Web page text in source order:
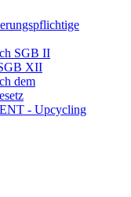
SGB II
XII
dem
- Upcycling